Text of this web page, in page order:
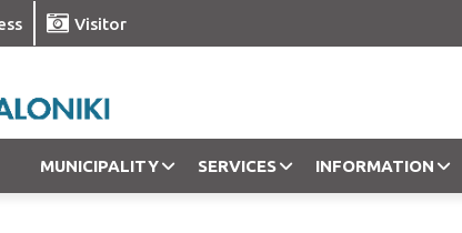
Visitor
MUNICIPALITY SERVICES INFORMATION